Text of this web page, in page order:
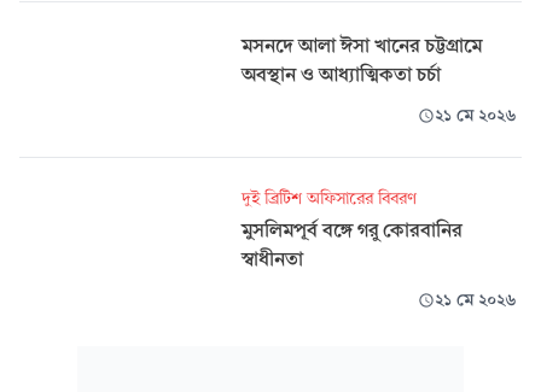
মসনদে আলা ঈসা খানের চট্টগ্রামে
অবস্থান ও আধ্যাত্মিকতা চর্চা
২১ মে ২০২৬
দুই ব্রিটিশ অফিসারের বিবরণ
মুসলিমপূর্ব বঙ্গে গরু কোরবানির
স্বাধীনতা
২১ মে ২০২৬